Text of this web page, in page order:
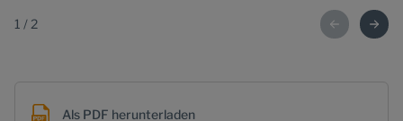
1 /2
Als PDF herunterladen